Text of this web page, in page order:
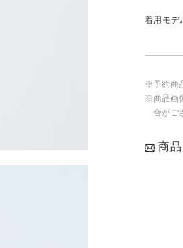
着用モデ
※予約商
※商品画
合がご
商